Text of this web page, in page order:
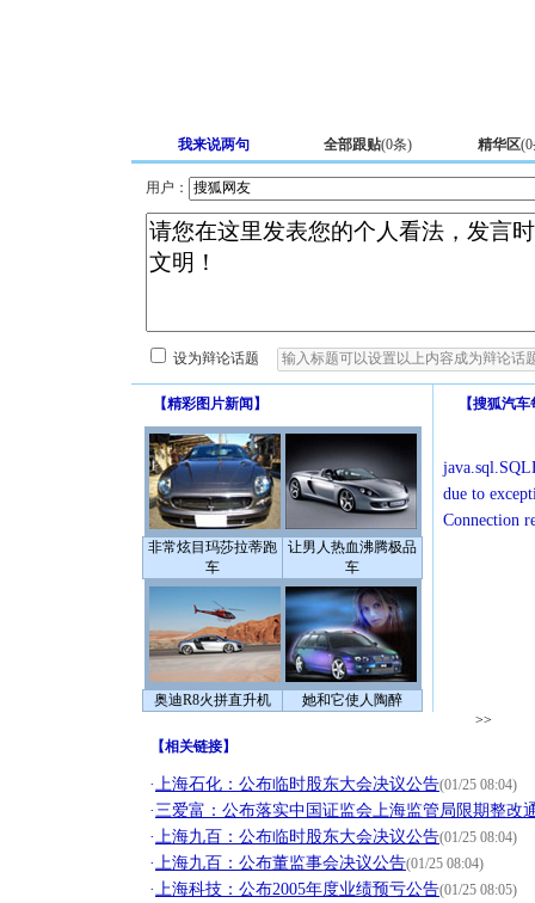
我来说两句 全部跟贴(0条) 精华区(0
用户：
设为辩论话题
【精彩图片新闻 】
非常炫目玛莎拉蒂跑
车
让男人热血沸腾极品
车
奥迪R8火拼直升机 她和它使人陶醉
【搜狐汽车
due to
Connection
>>
【相关链接】
·上海石化：公布临时股东大会决议公告(01/25 08:04)
·三爱富：公布落实中国证监会上海监管局限期整改
·上海九百：公布临时股东大会决议公告(01/25 08:04)
·上海九百：公布董监事会决议公告(01/25 08:04)
·上海科技：公布2005年度业绩预亏公告(01/25 08:05)